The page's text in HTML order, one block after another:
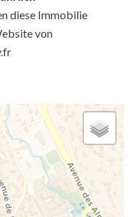
diese Immobilie
von